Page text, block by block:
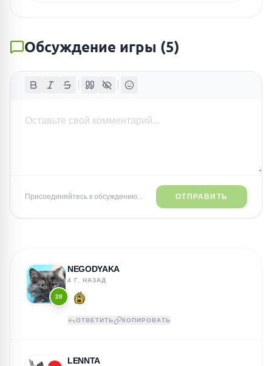
Обсуждение игры (5)
Присоединяйтесь к обсуждению... ОТПРАВИТЬ
28
NEGODYAKA
4 Г. НАЗАД
ОТВЕТИТЬ КОПИРОВАТЬ
LENNTA